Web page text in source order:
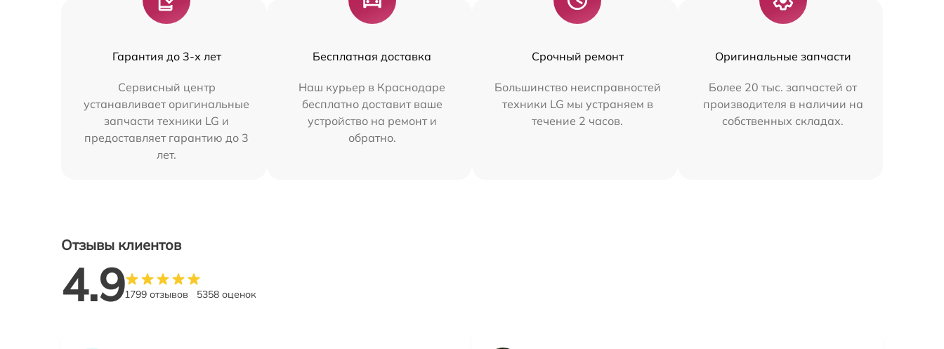
Гарантия до 3-х лет
Сервисный центр
устанавливает оригинальные
запчасти техники LG и
предоставляет гарантию до 3
лет.
Бесплатная доставка
Наш курьер в Краснодаре
бесплатно доставит ваше
устройство на ремонт и
обратно.
Срочный ремонт
Большинство неисправностей
техники LG мы устраняем в
течение 2 часов.
Оригинальные запчасти
Более 20 тыс. запчастей от
производителя в наличии на
собственных складах.
Отзывы клиентов
4.91799 отзывов 5358 оценок